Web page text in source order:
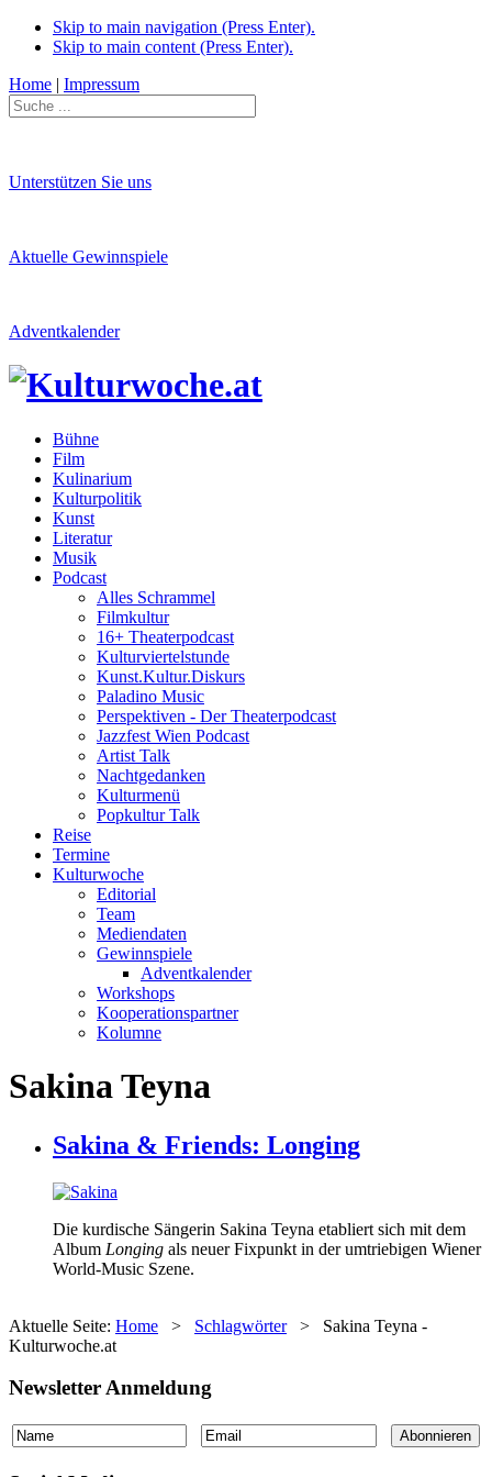
Skip to main navigation (Press Enter).
Skip to main content (Press Enter).
Home | Impressum
Unterstützen Sie uns
Aktuelle Gewinnspiele
Adventkalender
Bühne
Film
Kulinarium
Kulturpolitik
Kunst
Literatur
Musik
Podcast
Alles Schrammel
Filmkultur
16+ Theaterpodcast
Kulturviertelstunde
Kunst.Kultur.Diskurs
Paladino Music
Perspektiven - Der Theaterpodcast
Jazzfest Wien Podcast
Artist Talk
Nachtgedanken
Kulturmenü
Popkultur Talk
Reise
Termine
Kulturwoche
Editorial
Team
Mediendaten
Gewinnspiele
Adventkalender
Workshops
Kooperationspartner
Kolumne
Sakina Teyna
Sakina & Friends: Longing
Die kurdische Sängerin Sakina Teyna etabliert sich mit dem
Album Longing als neuer Fixpunkt in der umtriebigen Wiener
World-Music Szene.
Aktuelle Seite: Home > Schlagwörter > Sakina Teyna -
Kulturwoche.at
Newsletter Anmeldung